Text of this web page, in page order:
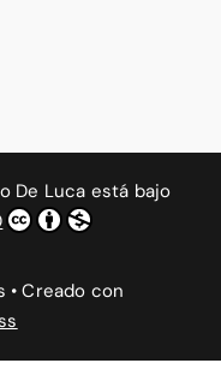
De Luca está bajo
• Creado con